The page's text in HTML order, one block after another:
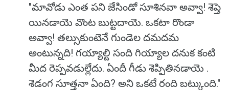
"మావోడు ఎంత పని జేసిండో సూశినవా అవ్వా! శెప్తె
యినడాయె వొంట బుట్టదాయె. ఒకటా రొండా
అవ్వా! తల్సుకుంటెనే గుండెల దమదమ
అంటున్నది! గయ్యాల్టి సంది గియ్యాల దనుక కంటి
మీద రెప్పవడుల్లేదు. ఏందీ గీడు శెప్పితినడాయె .
శెడంగ సూత్తనా ఏంది? అని ఒకటే రంది బట్కుంది."